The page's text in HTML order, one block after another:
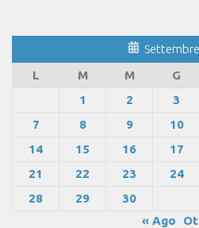
L
M M G
1
2 3
7
8 9 10
14
15 16 17
21
22 23 24
28
29
30
« Ago